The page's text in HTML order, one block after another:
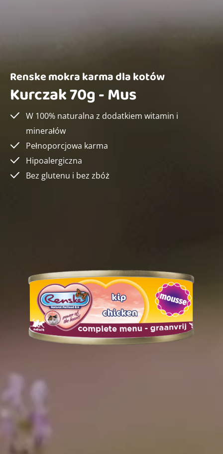
Renske mokra karma dla kotów
Kurczak 70g - Mus
W 100% naturalna z dodatkiem witamin i
minerałów
Pełnoporcjowa karma
Hipoalergiczna
Bez glutenu i bez zbóż